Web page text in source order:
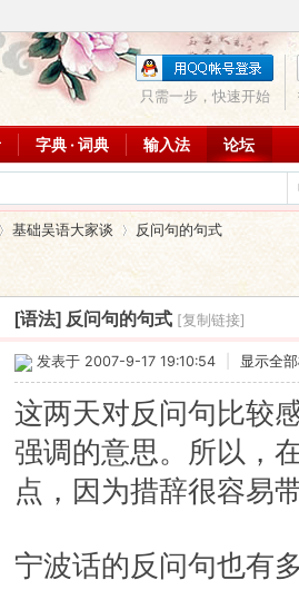
只需一步，快速开始
字典 · 词典 输入法 论坛
基础吴语大家谈
›
反问句的句式
[语法] 反问句的句式 [复制链接]
发表于 2007-9-17 19:10:54 显示全
这两天对反问句比较
强调的意思。所以，
点，因为措辞很容易
宁波话的反问句也有